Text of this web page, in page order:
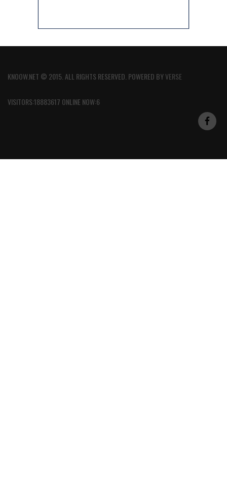
KNOOW.NET © 2015. ALL RIGHTS RESERVED. POWERED BYVERSE
VISITORS:18883617 ONLINE NOW:6